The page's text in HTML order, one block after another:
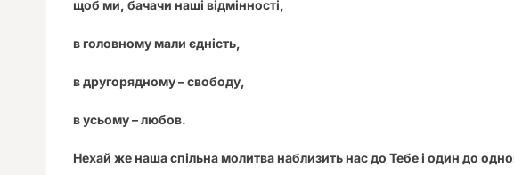
щоб ми, бачачи наші відмінності,
в головному мали єдність,
в другорядному – свободу,
в усьому – любов.
Нехай же наша спільна молитва наблизить нас до Тебе і один до